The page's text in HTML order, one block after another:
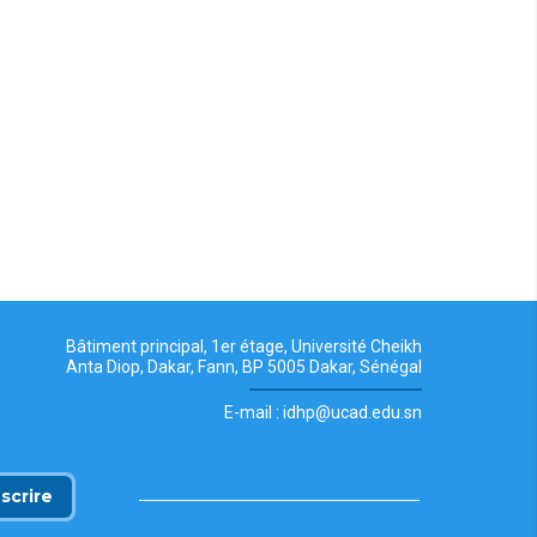
Bâtiment principal, 1er étage, Université Cheikh
Anta Diop, Dakar, Fann, BP 5005 Dakar, Sénégal
E-mail : idhp@ucad.edu.sn